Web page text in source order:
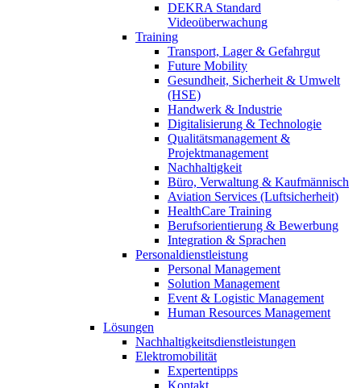
DEKRA Standard
Videoüberwachung
Training
Transport, Lager & Gefahrgut
Future Mobility
Gesundheit, Sicherheit & Umwelt
(HSE)
Handwerk & Industrie
Digitalisierung & Technologie
Qualitätsmanagement &
Projektmanagement
Nachhaltigkeit
Büro, Verwaltung & Kaufmännisch
Aviation Services (Luftsicherheit)
HealthCare Training
Berufsorientierung & Bewerbung
Integration & Sprachen
Personaldienstleistung
Personal Management
Solution Management
Event & Logistic Management
Human Resources Management
Lösungen
Nachhaltigkeitsdienstleistungen
Elektromobilität
Expertentipps
Kontakt